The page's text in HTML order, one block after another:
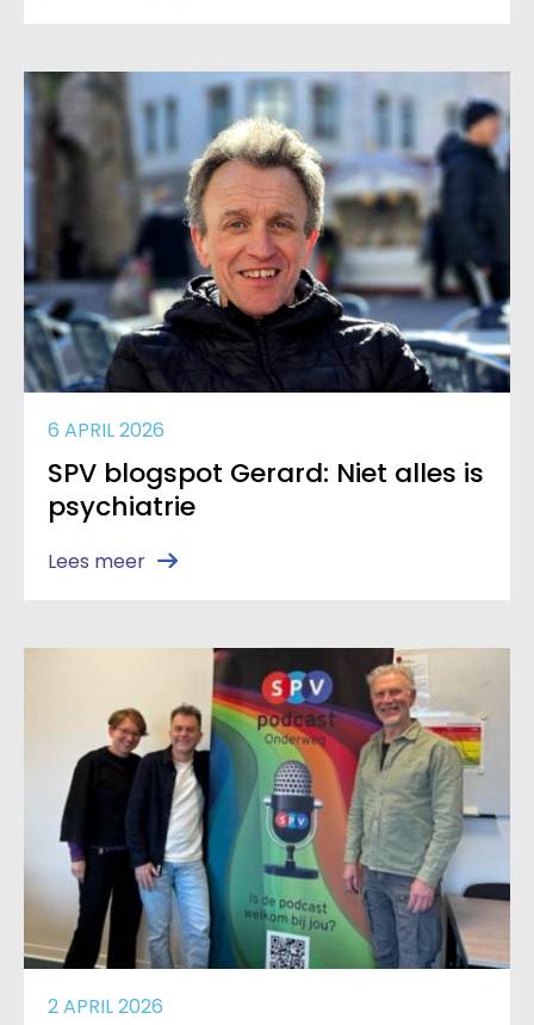
6 APRIL 2026
SPV blogspot Gerard: Niet alles is
psychiatrie
Lees meer
2 APRIL 2026